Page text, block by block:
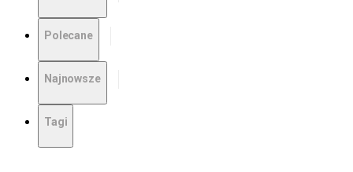
Polecane
Najnowsze
Tagi